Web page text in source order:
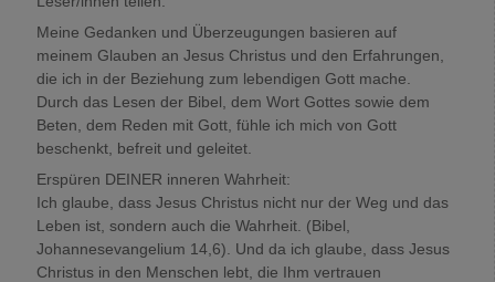
Meine Gedanken und Überzeugungen basieren auf
meinem Glauben an Jesus Christus und den Erfahrungen,
die ich in der Beziehung zum lebendigen Gott mache.
Durch das Lesen der Bibel, dem Wort Gottes sowie dem
Beten, dem Reden mit Gott, fühle ich mich von Gott
beschenkt, befreit und geleitet.
Erspüren DEINER inneren Wahrheit:
Ich glaube, dass Jesus Christus nicht nur der Weg und das
Leben ist, sondern auch die Wahrheit. (Bibel,
Johannesevangelium 14,6). Und da ich glaube, dass Jesus
Christus in den Menschen lebt, die Ihm vertrauen